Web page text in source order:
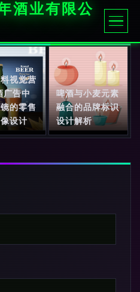
酒业有限公
视觉营
广告中
的零售
设计
啤酒与小麦元素
融合的品牌标识
设计解析